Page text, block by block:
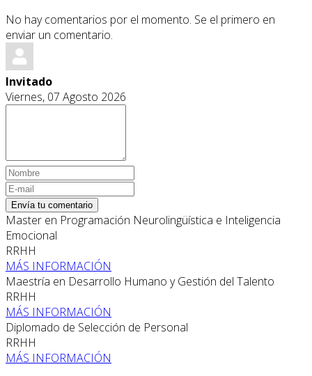
No hay comentarios por el momento. Se el primero en
enviar un comentario.
Invitado
Viernes, 07 Agosto 2026
Envía tu comentario
Master en Programación Neurolingüística e Inteligencia
Emocional
RRHH
MÁS INFORMACIÓN
Maestría en Desarrollo Humano y Gestión del Talento
RRHH
MÁS INFORMACIÓN
Diplomado de Selección de Personal
RRHH
MÁS INFORMACIÓN